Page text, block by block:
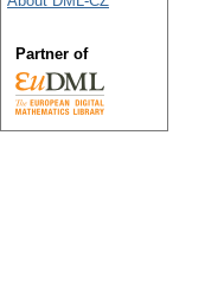
Partner of